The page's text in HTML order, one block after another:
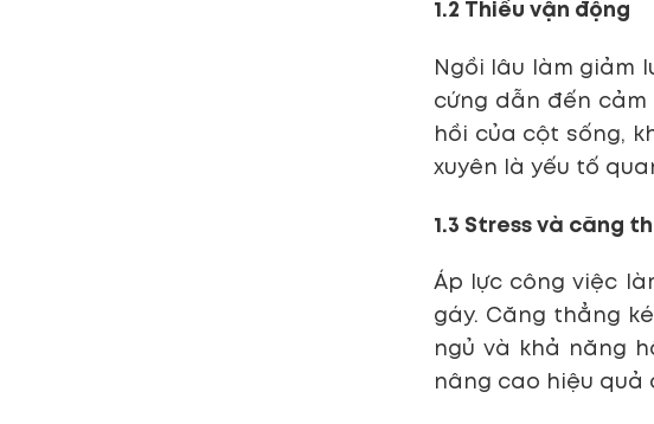
1.2 Thiếu vận động
Ngồi lâu làm giảm
cứng dẫn đến cảm
hồi của cột sống,
xuyên là yếu tố
1.3 Stress và căng
Áp lực công việc
gáy. Căng thẳng
ngủ và khả năng
nâng cao hiệu quả